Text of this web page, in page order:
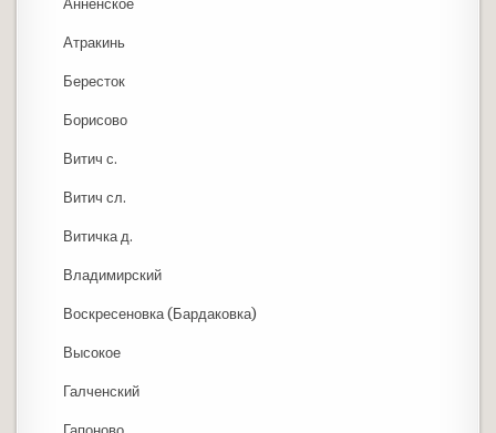
Анненское
Атракинь
Бересток
Борисово
Витич с.
Витич сл.
Витичка д.
Владимирский
Воскресеновка (Бардаковка)
Высокое
Галченский